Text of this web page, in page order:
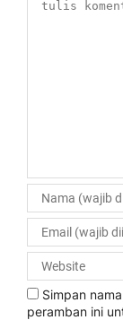
Simpan
peramban ini